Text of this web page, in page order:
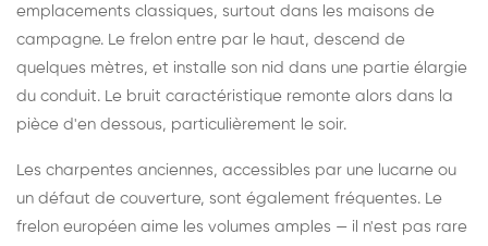
emplacements classiques, surtout dans les maisons de
campagne. Le frelon entre par le haut, descend de
quelques mètres, et installe son nid dans une partie élargie
du conduit. Le bruit caractéristique remonte alors dans la
pièce d'en dessous, particulièrement le soir.
Les charpentes anciennes, accessibles par une lucarne ou
un défaut de couverture, sont également fréquentes. Le
frelon européen aime les volumes amples — il n'est pas rare